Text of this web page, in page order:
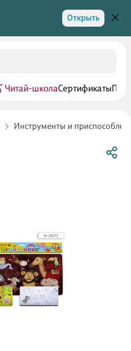
Открыть
Читай-школаСертификаты
Инструменты и